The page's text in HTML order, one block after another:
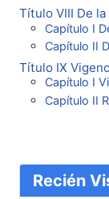
Título VIII De
Capítulo I
Capítulo II
Título IX
Capítulo I
Capítulo II
Recién